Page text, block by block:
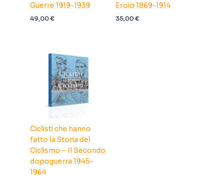
Guerre 1919-1939
49,00€
Eroici 1869-1914
35,00€
Ciclisti che hanno
fatto la Storia del
Ciclismo – Il Secondo
dopoguerra 1945-
1964